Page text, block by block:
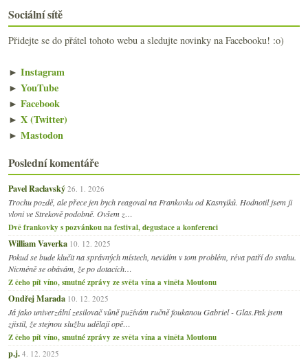
Sociální sítě
Přidejte se do přátel tohoto webu a sledujte novinky na Facebooku! :o)
► Instagram
► YouTube
► Facebook
► X (Twitter)
► Mastodon
Poslední komentáře
Pavel Raclavský 26. 1. 2026
Trochu pozdě, ale přece jen bych reagoval na Frankovku od Kasnyiků. Hodnotil jsem ji
vloni ve Strekově podobně. Ovšem z…
Dvě frankovky s pozvánkou na festival, degustace a konferenci
William Vaverka 10. 12. 2025
Pokud se bude klučit na správných místech, nevidím v tom problém, réva patří do svahu.
Nicméně se obávám, že po dotacích…
Z čeho pít víno, smutné zprávy ze světa vína a viněta Moutonu
Ondřej Marada 10. 12. 2025
Já jako univerzální zesilovač vůně pužívám ručně foukanou Gabriel - Glas.Pak jsem
zjistil, že stejnou službu udělají opě…
Z čeho pít víno, smutné zprávy ze světa vína a viněta Moutonu
p.j. 4. 12. 2025